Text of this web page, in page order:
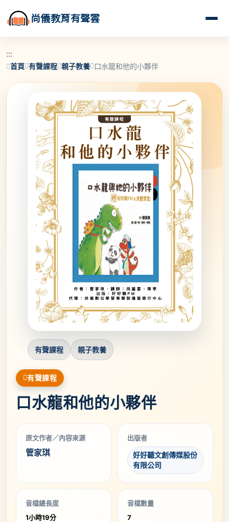
尚儀教育有聲雲
:::
首頁 有聲課程 親子教養 口水龍和他的小夥伴
有聲課程 親子教養
有聲課程
口水龍和他的小夥伴
原文作者／內容來源
管家琪
出版者
好好聽文創傳媒股份
有限公司
音檔總長度
1小時19分
音檔數量
7